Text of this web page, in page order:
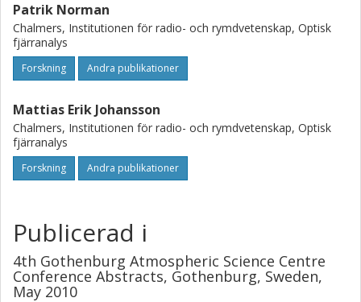
Patrik Norman
Chalmers, Institutionen för radio- och rymdvetenskap, Optisk
fjärranalys
Forskning Andra publikationer
Mattias Erik Johansson
Chalmers, Institutionen för radio- och rymdvetenskap, Optisk
fjärranalys
Forskning Andra publikationer
Publicerad i
4th Gothenburg Atmospheric Science Centre
Conference Abstracts, Gothenburg, Sweden,
May 2010